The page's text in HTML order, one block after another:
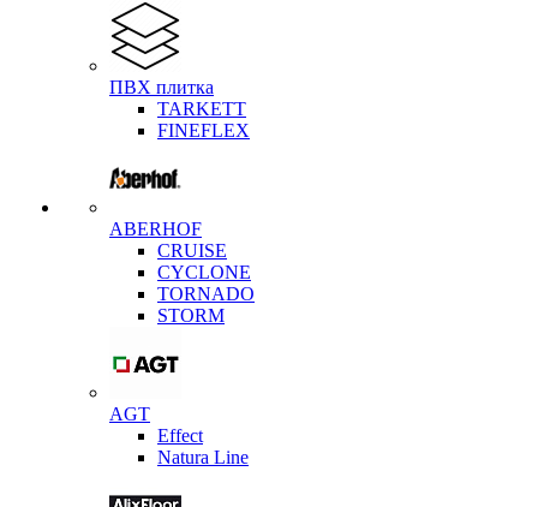
ПВХ плитка
TARKETT
FINEFLEX
ABERHOF
CRUISE
CYCLONE
TORNADO
STORM
AGT
Effect
Natura Line